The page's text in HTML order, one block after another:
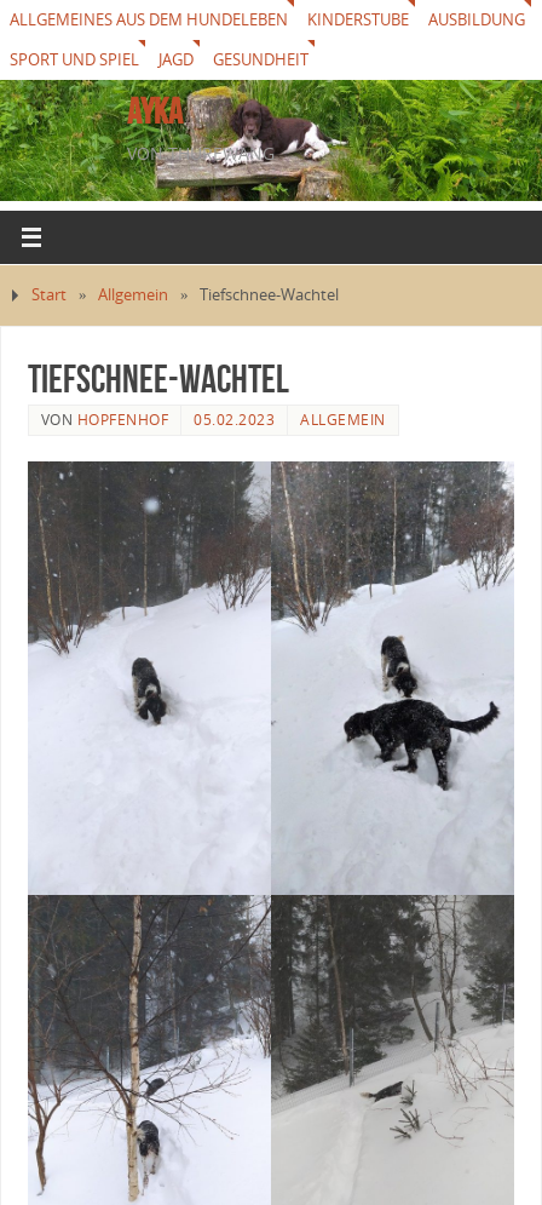
ALLGEMEINES AUS DEM HUNDELEBEN KINDERSTUBE
AUSBILDUNG
SPORT UND SPIEL
JAGD GESUNDHEIT
AYKA
VON THUREWANG
Start » Allgemein » Tiefschnee-Wachtel
Tiefschnee-Wachtel
VON HOPFENHOF 05.02.2023 ALLGEMEIN